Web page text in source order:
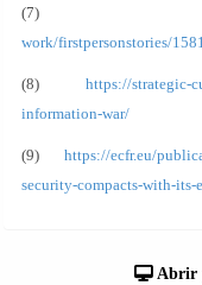
work/firstpersonstories/
(8) https://strategic-
information-war/
(9) https://ecfr.eu/
security-compacts-with-its-
Abrir